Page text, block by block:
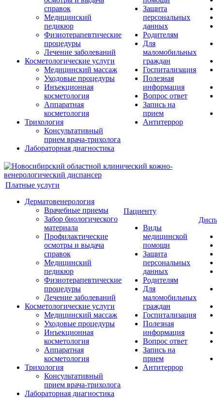
справок
Медицинский
педикюр
Физиотерапевтические
процедуры
Лечение заболеваний
Косметологические услуги
Медицинский массаж
Уходовые процедуры
Инъекционная
косметология
Аппаратная
косметология
Трихология
Консультативный
прием врача-трихолога
Лабораторная диагностика
Защита
персональных
данных
Родителям
Для
маломобильных
граждан
Госпитализация
Полезная
информация
Вопрос ответ
Запись на
прием
Антитеррор
Платные услуги
Дерматовенерология
Врачебные приемы
Забор биологического
материала
Профилактические
осмотры и выдача
справок
Медицинский
педикюр
Физиотерапевтические
процедуры
Лечение заболеваний
Косметологические услуги
Медицинский массаж
Уходовые процедуры
Инъекционная
косметология
Аппаратная
косметология
Трихология
Консультативный
прием врача-трихолога
Лабораторная диагностика
Пациенту
Виды
медицинской
помощи
Защита
персональных
данных
Родителям
Для
маломобильных
граждан
Госпитализация
Полезная
информация
Вопрос ответ
Запись на
прием
Антитеррор